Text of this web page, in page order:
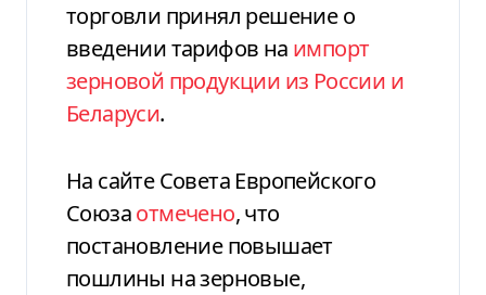
торговли принял решение о
введении тарифов на импорт
зерновой продукции из России и
Беларуси.
На сайте Совета Европейского
Союзаотмечено, что
постановление повышает
пошлины на зерновые,